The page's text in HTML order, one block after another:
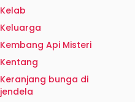
Kelab
Keluarga
Kembang Api Misteri
Kentang
Keranjang bunga di
jendela